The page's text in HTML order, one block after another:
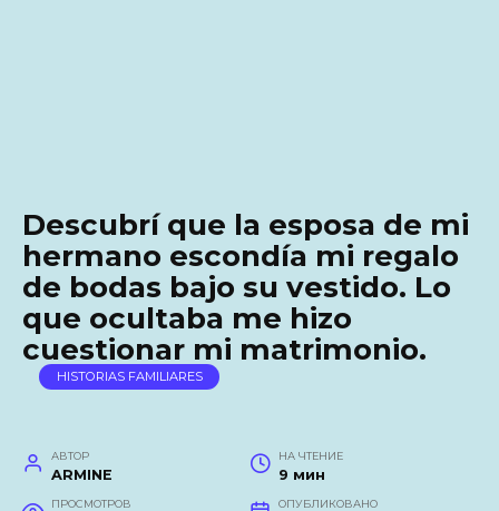
Descubrí que la esposa de mi
hermano escondía mi regalo
de bodas bajo su vestido. Lo
que ocultaba me hizo
cuestionar mi matrimonio.
HISTORIAS FAMILIARES
АВТОР
ARMINE
НА ЧТЕНИЕ
9 мин
ПРОСМОТРОВ ОПУБЛИКОВАНО